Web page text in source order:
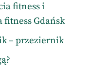
fitness i
fitness Gdańsk
– przeziernik